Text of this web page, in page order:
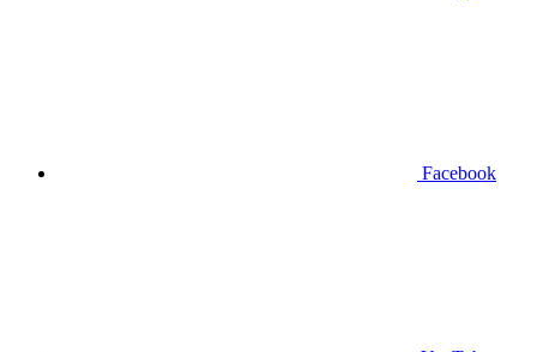
Facebook